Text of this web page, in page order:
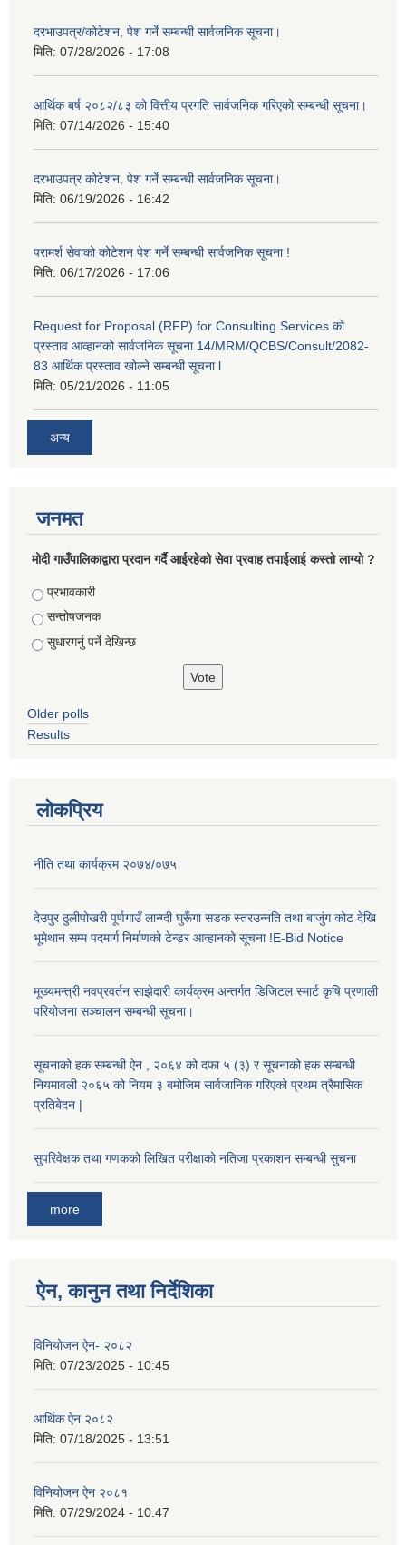
दरभाउपत्र/कोटेशन, पेश गर्ने सम्बन्धी सार्वजनिक सूचना।
मिति: 07/28/2026 - 17:08
आर्थिक बर्ष २०८२/८३ को वित्तीय प्रगति सार्वजनिक गरिएको सम्बन्धी सूचना।
मिति: 07/14/2026 - 15:40
दरभाउपत्र कोटेशन, पेश गर्ने सम्बन्धी सार्वजनिक सूचना।
मिति: 06/19/2026 - 16:42
परामर्श सेवाको कोटेशन पेश गर्ने सम्बन्धी सार्वजनिक सूचना !
मिति: 06/17/2026 - 17:06
Request for Proposal (RFP) for Consulting Services को
प्रस्ताव आव्हानको सार्वजनिक सूचना 14/MRM/QCBS/Consult/2082-
83 आर्थिक प्रस्ताव खोल्ने सम्बन्धी सूचना l
मिति: 05/21/2026 - 11:05
अन्य
जनमत
मोदी गाउँपालिकाद्वारा प्रदान गर्दै आईरहेको सेवा प्रवाह तपाईलाई कस्तो लाग्यो ?
Choices
प्रभावकारी
सन्तोषजनक
सुधारगर्नु पर्ने देखिन्छ
Older polls
Results
लोकप्रिय
नीति तथा कार्यक्रम २०७४/०७५
देउपुर ठुलीपोखरी पूर्णगाउँ लान्ग्दी घुरूँगा सडक स्तरउन्नति तथा बाजुंग कोट देखि
भूमेथान सम्म पदमार्ग निर्माणको टेन्डर आव्हानको सूचना !E-Bid Notice
मूख्यमन्त्री नवप्रवर्तन साझेदारी कार्यक्रम अन्तर्गत डिजिटल स्मार्ट कृषि प्रणाली
परियोजना सञ्चालन सम्बन्धी सूचना।
सूचनाको हक सम्बन्धी ऐन , २०६४ को दफा ५ (३) र सूचनाको हक सम्बन्धी
नियमावली २०६५ को नियम ३ बमोजिम सार्वजानिक गरिएको प्रथम त्रैमासिक
प्रतिबेदन |
सुपरिवेक्षक तथा गणकको लिखित परीक्षाको नतिजा प्रकाशन सम्बन्धी सुचना
more
ऐन, कानुन तथा निर्देशिका
विनियोजन ऐन- २०८२
मिति: 07/23/2025 - 10:45
आर्थिक ऐन २०८२
मिति: 07/18/2025 - 13:51
विनियोजन ऐन २०८१
मिति: 07/29/2024 - 10:47